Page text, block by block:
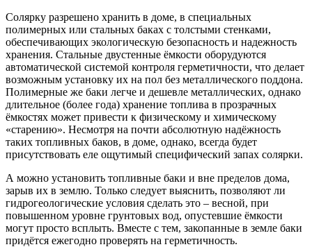
Солярку разрешено хранить в доме, в специальных
полимерных или стальных баках с толстыми стенками,
обеспечивающих экологическую безопасность и надежность
хранения. Стальные двустенные ёмкости оборудуются
автоматической системой контроля герметичности, что делает
возможным установку их на пол без металлического поддона.
Полимерные же баки легче и дешевле металлических, однако
длительное (более года) хранение топлива в прозрачных
ёмкостях может привести к физическому и химическому
«старению». Несмотря на почти абсолютную надёжность
таких топливных баков, в доме, однако, всегда будет
присутствовать еле ощутимый специфический запах солярки.
А можно установить топливные баки и вне пределов дома,
зарыв их в землю. Только следует выяснить, позволяют ли
гидрогеологические условия сделать это – весной, при
повышенном уровне грунтовых вод, опустевшие ёмкости
могут просто всплыть. Вместе с тем, закопанные в земле баки
придётся ежегодно проверять на герметичность.